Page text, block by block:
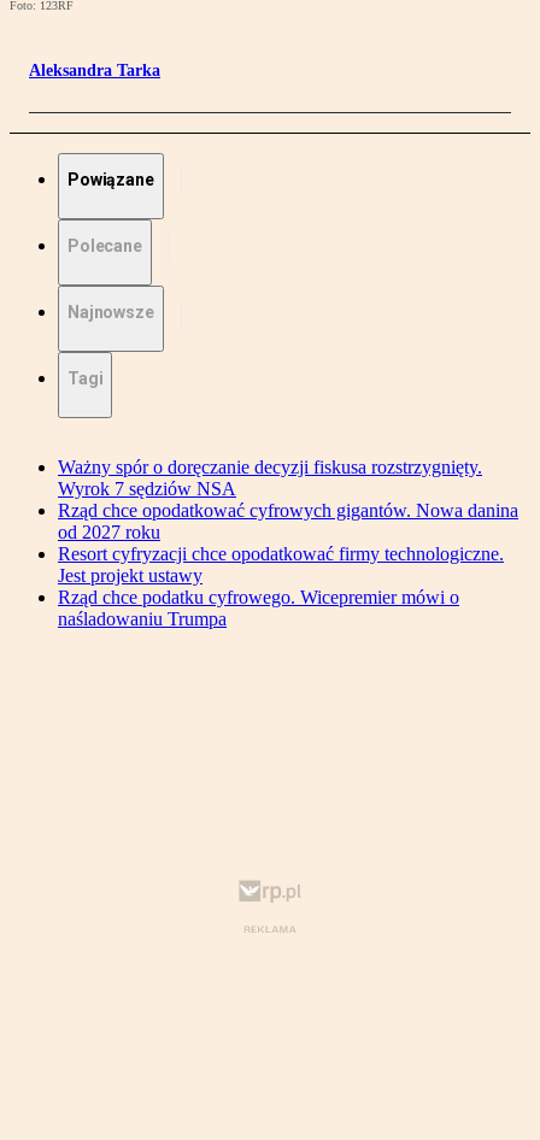
Foto: 123RF
Aleksandra Tarka
Powiązane
Polecane
Najnowsze
Tagi
Ważny spór o doręczanie decyzji fiskusa rozstrzygnięty.
Wyrok 7 sędziów NSA
Rząd chce opodatkować cyfrowych gigantów. Nowa danina
od 2027 roku
Resort cyfryzacji chce opodatkować firmy technologiczne.
Jest projekt ustawy
Rząd chce podatku cyfrowego. Wicepremier mówi o
naśladowaniu Trumpa